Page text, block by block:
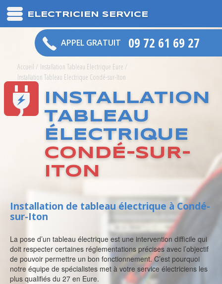
ELECTRICIEN SERVICE
APPEL GRATUIT 09 72 61 69 27
Accueil / Installation Tableau Electrique Eure /
Installation Tableau Electrique Condé-sur-Iton
INSTALLATION
TABLEAU
ÉLECTRIQUE
CONDÉ-SUR-
ITON
Installation de tableau électrique à Condé-
sur-Iton
La pose d’un tableau électrique est une intervention difficile qui
doit respecter certaines réglementations précises avec l’objectif
de pouvoir permettre un bon fonctionnement. C’est pourquoi
notre équipe de spécialistes met à votre service électriciens les
plus qualifiés du 27 en Eure.